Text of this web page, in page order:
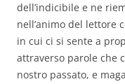
dell’indicibile e ne
nell’animo del lettore
in cui ci si sente a
attraverso parole che
nostro passato, e